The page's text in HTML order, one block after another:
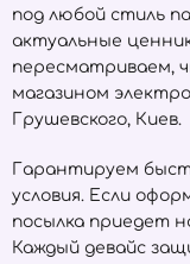
под любой стиль
актуальные
пересматриваем,
магазином
Грушевского, Киев.
Гарантируем
условия. Если
посылка приедет
Каждый девайс